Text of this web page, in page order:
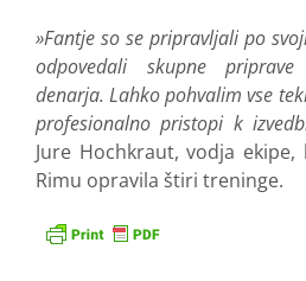
»Fantje so se pripravljali po
odpovedali skupne
denarja. Lahko pohvalim vse
profesionalno pristopi k
Jure Hochkraut, vodja
Rimu opravila štiri treninge.